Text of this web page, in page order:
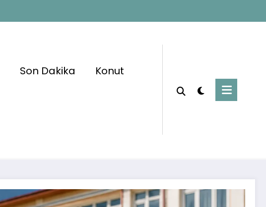
Son Dakika Konut
Kamu Personel Alımı